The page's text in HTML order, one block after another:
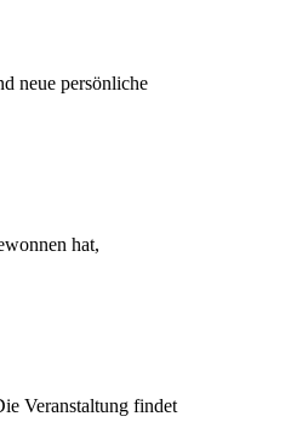
neue persönliche
hat,
Veranstaltung findet